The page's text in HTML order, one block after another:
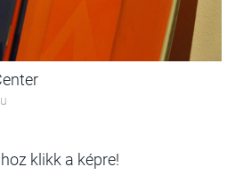
klikk a képre!